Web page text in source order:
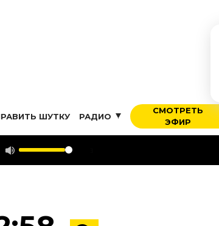
ШУТКУ РАДИО
СМОТРЕТЬ
ЭФИР